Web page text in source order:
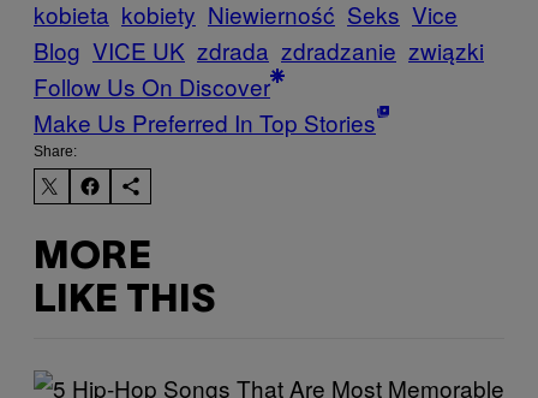
kobieta kobiety Niewierność Seks Vice
Blog VICE UK zdrada zdradzanie związki
Follow Us On Discover
Make Us Preferred In Top Stories
Share:
MORE
LIKE THIS